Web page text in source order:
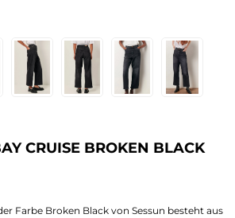
CRUISE BROKEN BLACK
Farbe Broken Black von Sessun besteht aus